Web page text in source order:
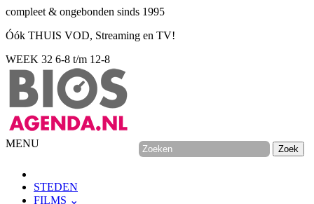
compleet & ongebonden sinds 1995
Óók THUIS VOD, Streaming en TV!
WEEK 32 6-8 t/m 12-8
MENU
STEDEN
FILMS ⌄